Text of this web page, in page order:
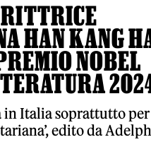
HAN KANG
NOBEL
in Italia soprattutto
edito da